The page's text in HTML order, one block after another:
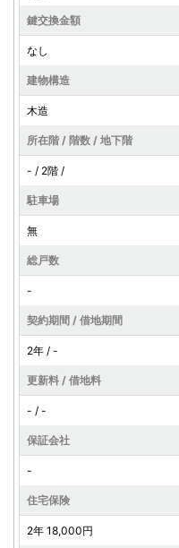
鍵交換金額
なし
建物構造
木造
所在階 / 階数 / 地下階
- / 2階 /
駐車場
無
総戸数
-
契約期間 / 借地期間
2年 / -
更新料 / 借地料
- / -
保証会社
-
住宅保険
2年 18,000円